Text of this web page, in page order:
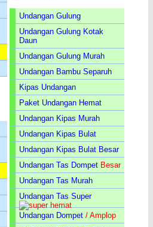
Undangan Gulung
Undangan Gulung Kotak
Daun
Undangan Gulung Murah
Undangan Bambu Separuh
Kipas Undangan
Paket Undangan Hemat
Undangan Kipas Murah
Undangan Kipas Bulat
Undangan Kipas Bulat Besar
Undangan Tas Dompet Besar
Undangan Tas Murah
Undangan Tas Super
Undangan Dompet / Amplop